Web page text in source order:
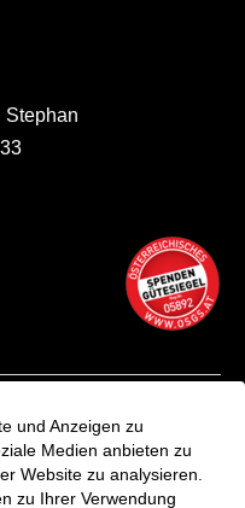
Stephan
und Anzeigen zu
Medien anbieten zu
Website zu analysieren.
zu Ihrer Verwendung